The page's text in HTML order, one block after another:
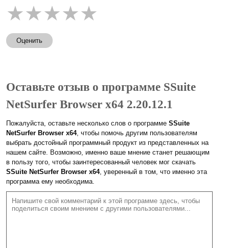
★★★★★
Оценить
Оставьте отзыв о программе SSuite
NetSurfer Browser x64 2.20.12.1
Пожалуйста, оставьте несколько слов о программе SSuite
NetSurfer Browser x64, чтобы помочь другим пользователям
выбрать достойный программный продукт из представленных на
нашем сайте. Возможно, именно ваше мнение станет решающим
в пользу того, чтобы заинтересованный человек мог скачать
SSuite NetSurfer Browser x64, уверенный в том, что именно эта
программа ему необходима.